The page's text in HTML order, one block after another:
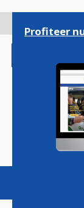
gaan
Magazine
Profiteer